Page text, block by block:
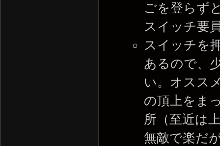
ごを登らず
スイッチ要
スイッチを
あるので、
い。オスス
の頂上をま
所（至近は
無敵で楽だ